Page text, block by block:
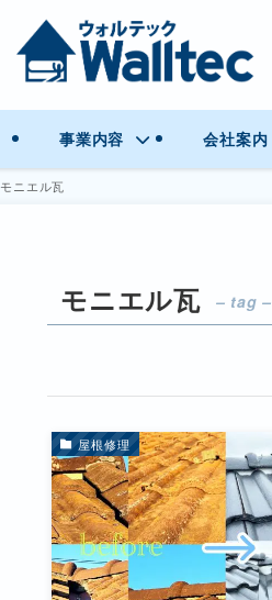
事業内容 会社案内
モニエル瓦
モニエル瓦 – tag –
屋根修理